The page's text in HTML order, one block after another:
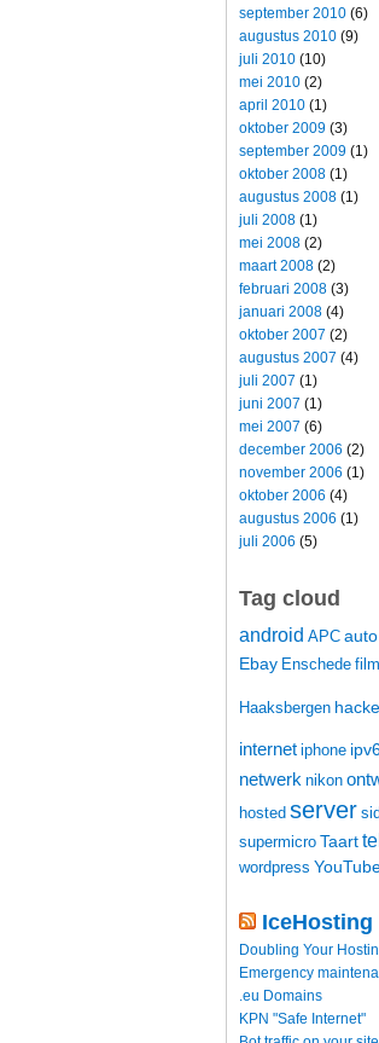
september 2010 (6)
augustus 2010 (9)
juli 2010 (10)
mei 2010 (2)
april 2010 (1)
oktober 2009 (3)
september 2009 (1)
oktober 2008 (1)
augustus 2008 (1)
juli 2008 (1)
mei 2008 (2)
maart 2008 (2)
februari 2008 (3)
januari 2008 (4)
oktober 2007 (2)
augustus 2007 (4)
juli 2007 (1)
juni 2007 (1)
mei 2007 (6)
december 2006 (2)
november 2006 (1)
oktober 2006 (4)
augustus 2006 (1)
juli 2006 (5)
Tag cloud
android APC auto
Ebay Enschede film
Haaksbergen
internet iphone
netwerk nikon
hosted server
supermicro Taart
wordpress
IceHosting
Doubling Your
Emergency
.eu Domains
KPN "Safe Internet"